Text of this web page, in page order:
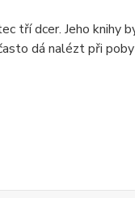
tří dcer. Jeho knihy
dá nalézt při